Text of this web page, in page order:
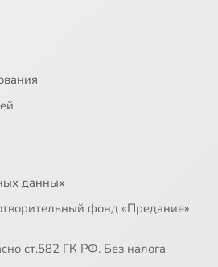
данных
фонд «Предание»
ст.582 ГК РФ. Без налога